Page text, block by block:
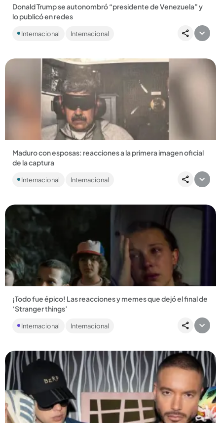
Donald Trump se autonombró “presidente de Venezuela” y
lo publicó en redes
En medio de la expectativa por lo que pasará en Venezuela,
Donald Trump alborotó el avispero......
Internacional Internacional
Compartir Noticia
Maduro con esposas: reacciones a la primera imagen oficial
de la captura
La noticia mundial del día es la captura del dictador Nicolás
Maduro y pese a que ya había una foto, resultó ser creada
Internacional Internacional
Compartir Noticia
¡Todo fue épico! Las reacciones y memes que dejó el final de
‘Stranger things’
exitosa serie le pusieron fin a la trama con un episodio que
Internacional Internacional
Compartir Noticia